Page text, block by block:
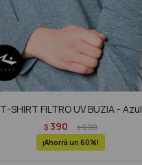
T-SHIRT FILTRO UV BUZIA - Azul
$ 390 $990
60